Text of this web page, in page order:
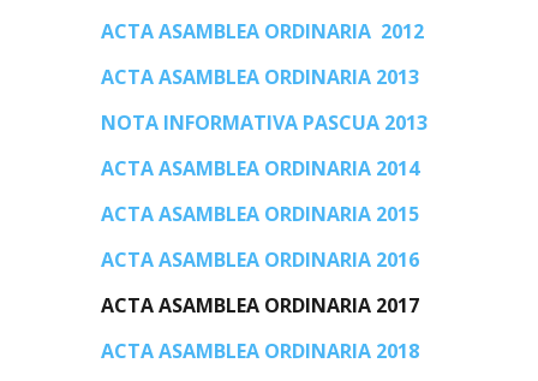
ACTA ASAMBLEA ORDINARIA 2012
ACTA ASAMBLEA ORDINARIA 2013
NOTA INFORMATIVA PASCUA 2013
ACTA ASAMBLEA ORDINARIA 2014
ACTA ASAMBLEA ORDINARIA 2015
ACTA ASAMBLEA ORDINARIA 2016
ACTA ASAMBLEA ORDINARIA 2017
ACTA ASAMBLEA ORDINARIA 2018